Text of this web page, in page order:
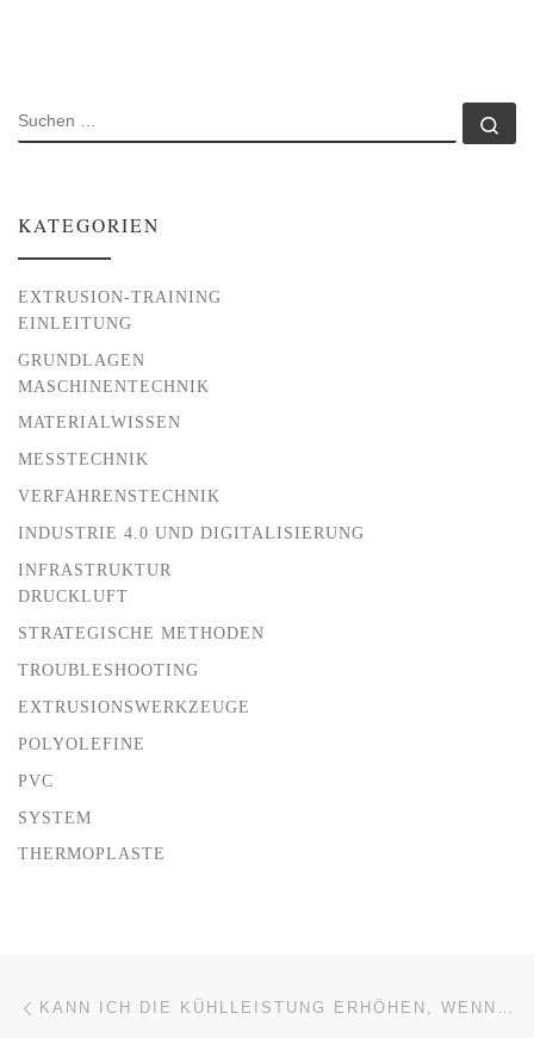
SUCHE
KATEGORIEN
EXTRUSION-TRAINING
EINLEITUNG
GRUNDLAGEN
MASCHINENTECHNIK
MATERIALWISSEN
MESSTECHNIK
VERFAHRENSTECHNIK
INDUSTRIE 4.0 UND DIGITALISIERUNG
INFRASTRUKTUR
DRUCKLUFT
STRATEGISCHE METHODEN
TROUBLESHOOTING
EXTRUSIONSWERKZEUGE
POLYOLEFINE
PVC
SYSTEM
THERMOPLASTE
Beitragsnavigation KANN ICH DIE KÜHLLEISTUNG ERHÖHEN, WENN ICH DIE KÜHLTANKS ANEINANDERSCHRAUBE?